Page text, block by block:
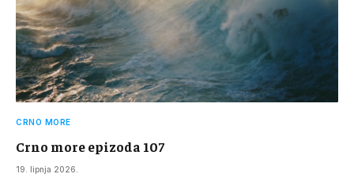
CRNO MORE
Crno more epizoda 107
19. lipnja 2026.